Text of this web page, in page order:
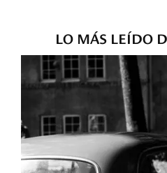
LO MÁS LEÍDO